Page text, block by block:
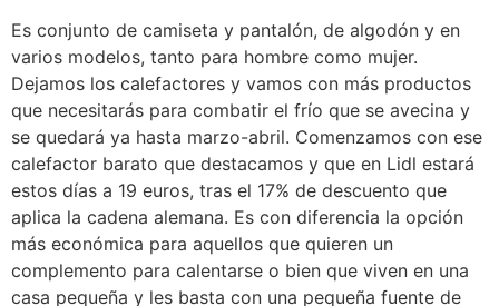
Es conjunto de camiseta y pantalón, de algodón y en
varios modelos, tanto para hombre como mujer.
Dejamos los calefactores y vamos con más productos
que necesitarás para combatir el frío que se avecina y
se quedará ya hasta marzo-abril. Comenzamos con ese
calefactor barato que destacamos y que en Lidl estará
estos días a 19 euros, tras el 17% de descuento que
aplica la cadena alemana. Es con diferencia la opción
más económica para aquellos que quieren un
complemento para calentarse o bien que viven en una
casa pequeña y les basta con una pequeña fuente de